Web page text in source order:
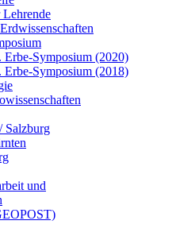
Erbe-Symposium (2020)
Erbe-Symposium (2018)
Salzburg
und